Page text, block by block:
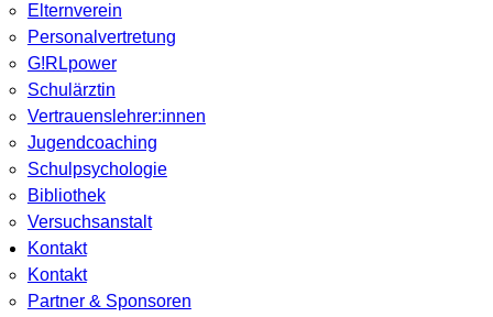
Elternverein
Personalvertretung
G!RLpower
Schulärztin
Vertrauenslehrer:innen
Jugendcoaching
Schulpsychologie
Bibliothek
Versuchsanstalt
Kontakt
Kontakt
Partner & Sponsoren